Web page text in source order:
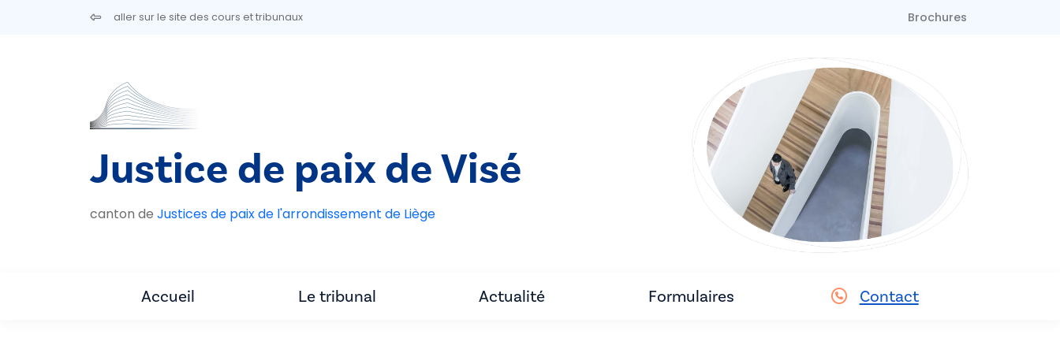
Aller au contenu principalaller sur le site des cours et tribunaux Brochures
Justice de paix de Visé
canton de Justices de paix de l'arrondissement de Liège
Accueil Le tribunal Actualité Formulaires Contact